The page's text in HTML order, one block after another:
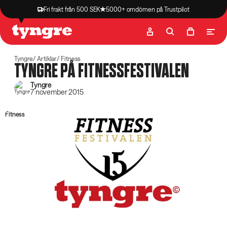
Fri frakt från 500 SEK 5000+ omdömen på Trustpilot
Butik Recept
Tyngre Artiklar Fitness
TYNGRE PÅ FITNESSFESTIVALEN
Tyngre
7 november 2015
Fitness